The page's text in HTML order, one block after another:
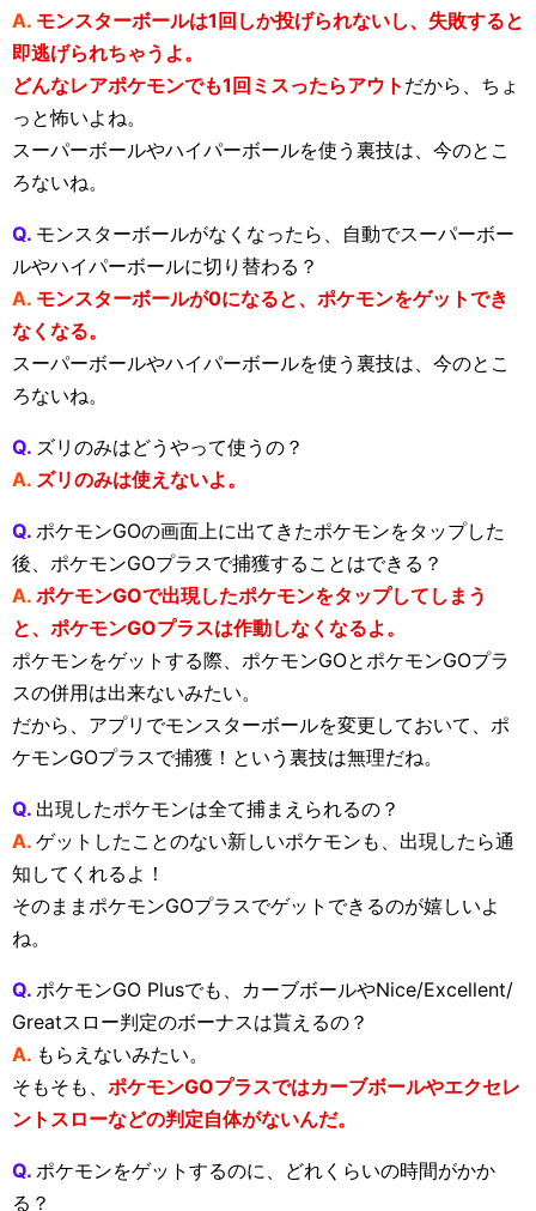
A. モンスターボールは1回しか投げられないし、失敗すると
即逃げられちゃうよ。
どんなレアポケモンでも1回ミスったらアウト だから、ちょ
っと怖いよね。
スーパーボールやハイパーボールを使う裏技は、今のとこ
ろないね。
Q. モンスターボールがなくなったら、自動でスーパーボー
ルやハイパーボールに切り替わる？
A. モンスターボールが0になると、ポケモンをゲットでき
なくなる。
スーパーボールやハイパーボールを使う裏技は、今のとこ
ろないね。
Q. ズリのみはどうやって使うの？
A. ズリのみは使えないよ。
Q. ポケモンGOの画面上に出てきたポケモンをタップした
後、ポケモンGOプラスで捕獲することはできる？
A. ポケモンGOで出現したポケモンをタップしてしまう
と、ポケモンGOプラスは作動しなくなるよ。
ポケモンをゲットする際、ポケモンGOとポケモンGOプラ
スの併用は出来ないみたい。
だから、アプリでモンスターボールを変更しておいて、ポ
ケモンGOプラスで捕獲！という裏技は無理だね。
Q. 出現したポケモンは全て捕まえられるの？
A. ゲットしたことのない新しいポケモンも、出現したら通
知してくれるよ！
そのままポケモンGOプラスでゲットできるのが嬉しいよ
ね。
Q. ポケモンGO Plusでも、カーブボールやNice/Excellent/
Greatスロー判定のボーナスは貰えるの？
A. もらえないみたい。
そもそも、 ポケモンGOプラスではカーブボールやエクセレ
ントスローなどの判定自体がないんだ。
Q. ポケモンをゲットするのに、どれくらいの時間がかか
る？